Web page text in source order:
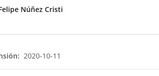
Núñez Cristi
2020-10-11